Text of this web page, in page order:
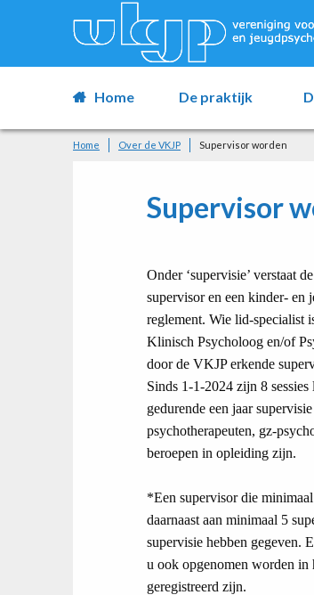
Home De praktijk
Home Over de VKJP Supervisor worden
Supervisor
Onder ‘supervisie’ verstaat
supervisor en een kinder- en
reglement. Wie lid-specialist
Klinisch Psycholoog en/of
door de VKJP erkende
Sinds 1-1-2024 zijn 8
gedurende een jaar
psychotherapeuten, gz-
beroepen in opleiding zijn.
*Een supervisor die
daarnaast aan minimaal 5
supervisie hebben gegeven.
u ook opgenomen worden in
geregistreerd zijn.